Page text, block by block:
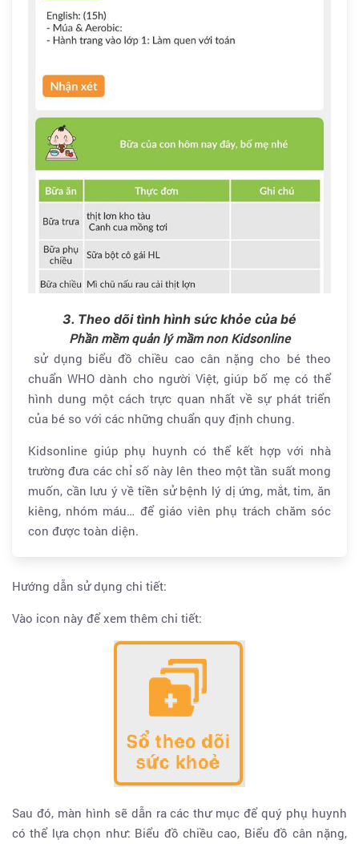
3. Theo dõi tình hình sức khỏe của bé
Phần mềm quản lý mầm non Kidsonline
sử dụng biểu đồ chiều cao cân nặng cho bé theo
chuẩn WHO dành cho người Việt, giúp bố mẹ có thể
hình dung một cách trực quan nhất về sự phát triển
của bé so với các những chuẩn quy định chung.
Kidsonline giúp phụ huynh có thể kết hợp với nhà
trường đưa các chỉ số này lên theo một tần suất mong
muốn, cần lưu ý về tiền sử bệnh lý dị ứng, mắt, tim, ăn
kiêng, nhóm máu… để giáo viên phụ trách chăm sóc
con được toàn diện.
Hướng dẫn sử dụng chi tiết:
Vào icon này để xem thêm chi tiết:
Sau đó, màn hình sẽ dẫn ra các thư mục để quý phụ huynh
có thể lựa chọn như: Biểu đồ chiều cao, Biểu đồ cân nặng,